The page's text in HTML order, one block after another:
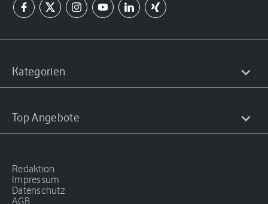
Kategorien
Top Angebote
Redaktion
Impressum
Datenschutz
AGB